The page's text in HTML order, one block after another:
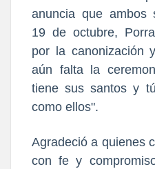
anuncia que ambos
19 de octubre,
por la canonización
aún falta la
tiene sus santos y
como ellos".
Agradeció a quienes
con fe y